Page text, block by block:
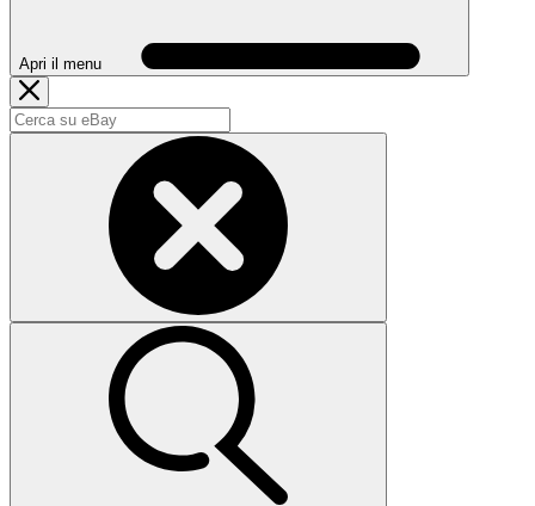
Apri il menu